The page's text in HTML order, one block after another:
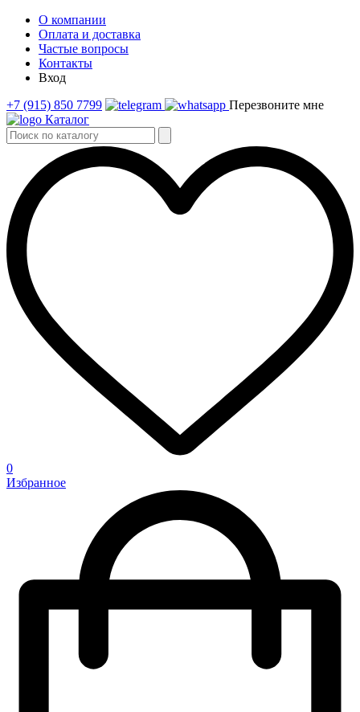
О компании
Оплата и доставка
Частые вопросы
Контакты
Вход
+7 (915) 850 7799
Перезвоните мне
Каталог
0
Избранное